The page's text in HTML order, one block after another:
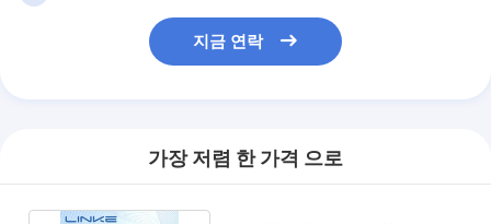
지금 연락
가장 저렴 한 가격 으로